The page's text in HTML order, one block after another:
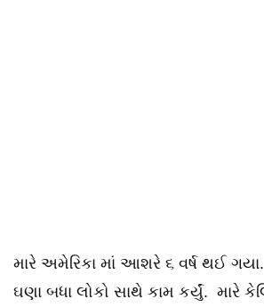
મારે અમેરિકા માં આશરે ૬ વર્ષ થઈ
ઘણા બધા લોકો સાથે કામ કર્યું. મારે